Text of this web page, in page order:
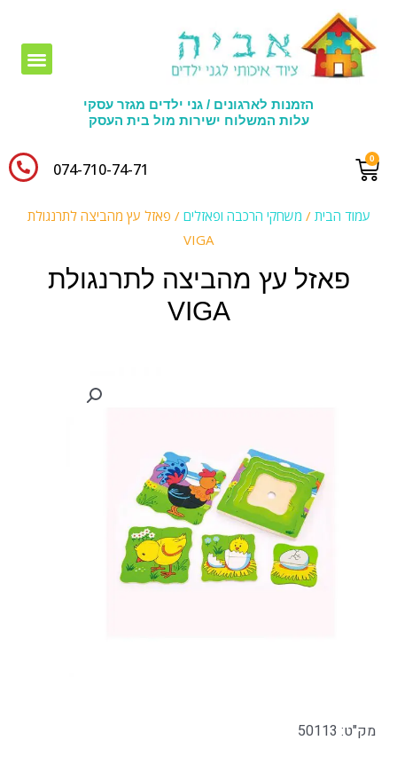
הזמנות לארגונים / גני ילדים מגזר עסקי
עלות המשלוח ישירות מול בית העסק
074-710-74-71​
עמוד הבית / משחקי הרכבה ופאזלים / פאזל עץ מהביצה לתרנגולת
VIGA
פאזל עץ מהביצה לתרנגולת
VIGA
מק"ט: 50113